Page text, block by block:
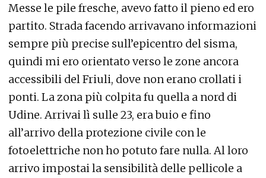
Messe le pile fresche, avevo fatto il pieno ed ero
partito. Strada facendo arrivavano informazioni
sempre più precise sull’epicentro del sisma,
quindi mi ero orientato verso le zone ancora
accessibili del Friuli, dove non erano crollati i
ponti. La zona più colpita fu quella a nord di
Udine. Arrivai lì sulle 23, era buio e fino
all’arrivo della protezione civile con le
fotoelettriche non ho potuto fare nulla. Al loro
arrivo impostai la sensibilità delle pellicole a